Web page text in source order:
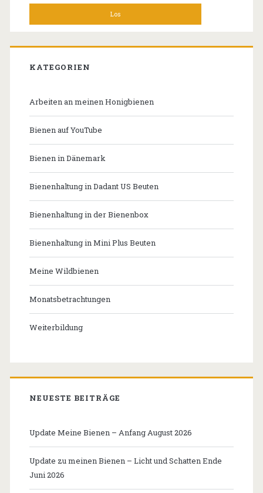
KATEGORIEN
Arbeiten an meinen Honigbienen
Bienen auf YouTube
Bienen in Dänemark
Bienenhaltung in Dadant US Beuten
Bienenhaltung in der Bienenbox
Bienenhaltung in Mini Plus Beuten
Meine Wildbienen
Monatsbetrachtungen
Weiterbildung
NEUESTE BEITRÄGE
Update Meine Bienen – Anfang August 2026
Update zu meinen Bienen – Licht und Schatten Ende
Juni 2026